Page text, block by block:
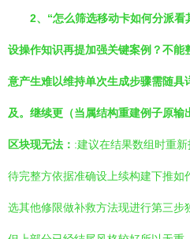
2、“怎么筛选移动卡如何分派
设操作知识再提加强关键案例？不
意产生难以维持单次生成步骤需随
及。继续更（当属结构重建例子原
区块现无法： :建议在结果数组时重
待完整方依据准确设上续构建下推
选其他修限做补救方法现进行第三步